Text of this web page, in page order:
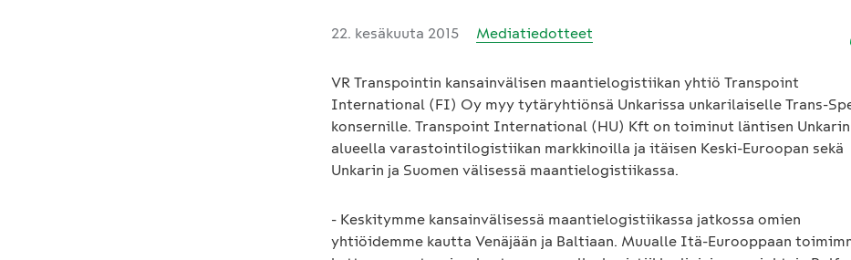
22. kesäkuuta 2015 Mediatiedotteet
VR Transpointin kansainvälisen maantielogistiikan yhtiö Transpoint
International (FI) Oy myy tytäryhtiönsä Unkarissa unkarilaiselle Trans-
konsernille. Transpoint International (HU) Kft on toiminut läntisen Unkarin
alueella varastointilogistiikan markkinoilla ja itäisen Keski-Euroopan sekä
Unkarin ja Suomen välisessä maantielogistiikassa.
- Keskitymme kansainvälisessä maantielogistiikassa jatkossa omien
yhtiöidemme kautta Venäjään ja Baltiaan. Muualle Itä-Eurooppaan